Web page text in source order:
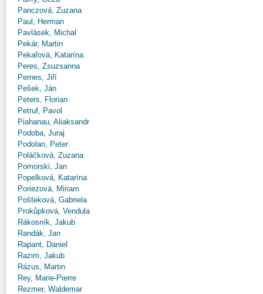
Panczová, Zuzana
Paul, Herman
Pavlásek, Michal
Pekár, Martin
Pekařová, Katarína
Peres, Zsuzsanna
Pernes, Jiří
Pešek, Ján
Peters, Florian
Petruf, Pavol
Piahanau, Aliaksandr
Podoba, Juraj
Podolan, Peter
Poláčková, Zuzana
Pomorski, Jan
Popelková, Katarína
Poriezová, Miriam
Pošteková, Gabriela
Prokůpková, Vendula
Rákosník, Jakub
Randák, Jan
Rapant, Daniel
Razim, Jakub
Rázus, Martin
Rey, Marie-Pierre
Rezmer, Waldemar